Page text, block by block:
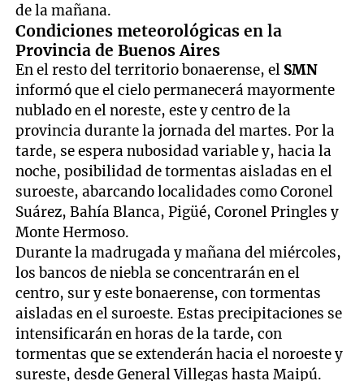
de la mañana.
Condiciones meteorológicas en la
Provincia de Buenos Aires
En el resto del territorio bonaerense, el SMN
informó que el cielo permanecerá mayormente
nublado en el noreste, este y centro de la
provincia durante la jornada del martes. Por la
tarde, se espera nubosidad variable y, hacia la
noche, posibilidad de tormentas aisladas en el
suroeste, abarcando localidades como Coronel
Suárez, Bahía Blanca, Pigüé, Coronel Pringles y
Monte Hermoso.
Durante la madrugada y mañana del miércoles,
los bancos de niebla se concentrarán en el
centro, sur y este bonaerense, con tormentas
aisladas en el suroeste. Estas precipitaciones se
intensificarán en horas de la tarde, con
tormentas que se extenderán hacia el noroeste y
sureste, desde General Villegas hasta Maipú.